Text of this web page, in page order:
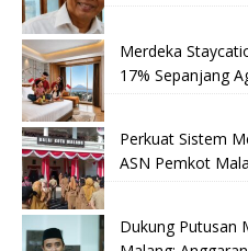
Merdeka
17% Sepanjang
Perkuat Sistem
ASN Pemkot
Dukung Putusan